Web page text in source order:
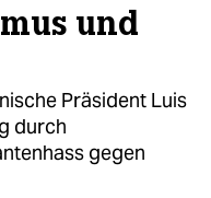
und
Präsident Luis
durch
gegen